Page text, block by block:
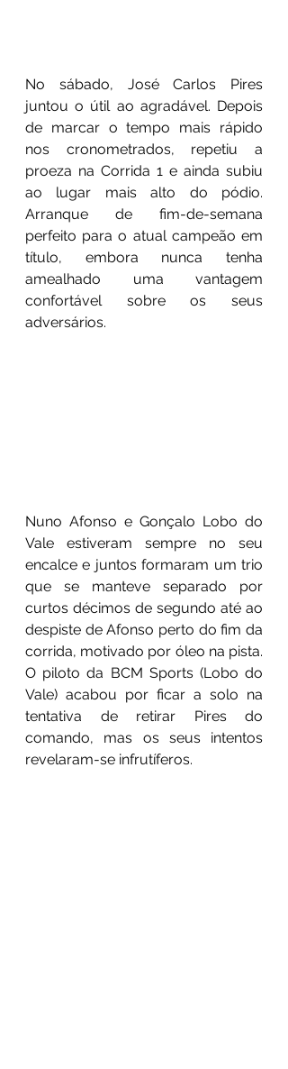
No sábado, José Carlos Pires
juntou o útil ao agradável. Depois
de marcar o tempo mais rápido
nos cronometrados, repetiu a
proeza na Corrida 1 e ainda subiu
ao lugar mais alto do pódio.
Arranque de fim-de-semana
perfeito para o atual campeão em
título, embora nunca tenha
amealhado uma vantagem
confortável sobre os seus
adversários.
Nuno Afonso e Gonçalo Lobo do
Vale estiveram sempre no seu
encalce e juntos formaram um trio
que se manteve separado por
curtos décimos de segundo até ao
despiste de Afonso perto do fim da
corrida, motivado por óleo na pista.
O piloto da BCM Sports (Lobo do
Vale) acabou por ficar a solo na
tentativa de retirar Pires do
comando, mas os seus intentos
revelaram-se infrutíferos.